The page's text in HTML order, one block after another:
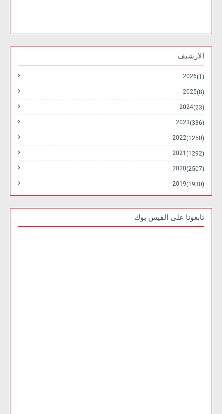
الارشيف
2026 (1)
2025 (8)
2024 (23)
2023 (336)
2022 (1250)
2021 (1292)
2020 (2507)
2019 (1930)
تابعونا على الفيس بوك